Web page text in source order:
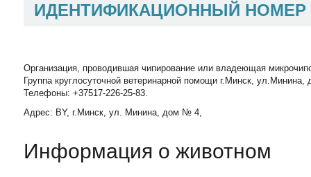
ИДЕНТИФИКАЦИОННЫЙ
Организация, проводившая чипирование или владеющая
Группа круглосуточной ветеринарной помощи г.Минск,
Телефоны: +37517-226-25-83.
Адрес: BY, г.Минск, ул. Минина, дом № 4,
Информация о животном